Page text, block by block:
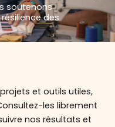
soutenons
résilience des
et outils utiles,
les librement
nos résultats et